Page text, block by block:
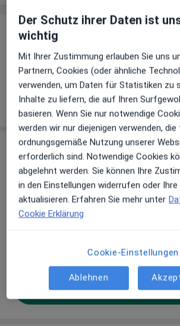
Leistungen
Keine Informationen über
Auf diesem Profil wurden noch
über Leistungen
Sind Sie Dr. med. Bernd Mössinger?
Hinterlegen Sie kostenlos ein
Sprechzeiten und Leistungen.
Patienten-Feedbacks per E-Mail
Jetzt als Arzt
Der Schutz ihrer Daten ist
wichtig
Mit Ihrer Zustimmung erlauben Sie uns
Partnern, Cookies (oder ähnliche
verwenden, um Daten für Statistiken zu
Inhalte zu liefern, die auf Ihren
basieren. Wenn Sie nur notwendige
werden wir nur diejenigen verwenden, die
ordnungsgemäße Nutzung unserer
erforderlich sind. Notwendige Cookies
abgelehnt werden. Sie können Ihre
in den Einstellungen widerrufen oder
aktualisieren. Erfahren Sie mehr unter
Cookie Erklärung
Cookie-Einstellungen
Ablehnen